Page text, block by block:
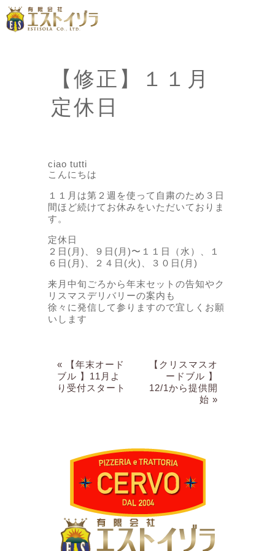
【修正】１１月
定休日
ciao tutti
こんにちは
１１月は第２週を使って自粛のため３日
間ほど続けてお休みをいただいておりま
す。
定休日
２日(月)、９日(月)〜１１日（水）、１
６日(月)、２４日(火)、３０日(月)
来月中旬ごろから年末セットの告知やク
リスマスデリバリーの案内も
徐々に発信して参りますので宜しくお願
いします
« 【年末オード
ブル 】11月よ
り受付スタート
【クリスマスオ
ードブル 】
12/1から提供開
始 »